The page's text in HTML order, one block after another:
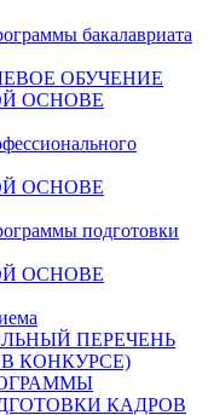
бакалавриата
ОБУЧЕНИЕ
ОСНОВЕ
ОСНОВЕ
подготовки
ОСНОВЕ
ПЕРЕЧЕНЬ
КОНКУРСЕ)
КАДРОВ